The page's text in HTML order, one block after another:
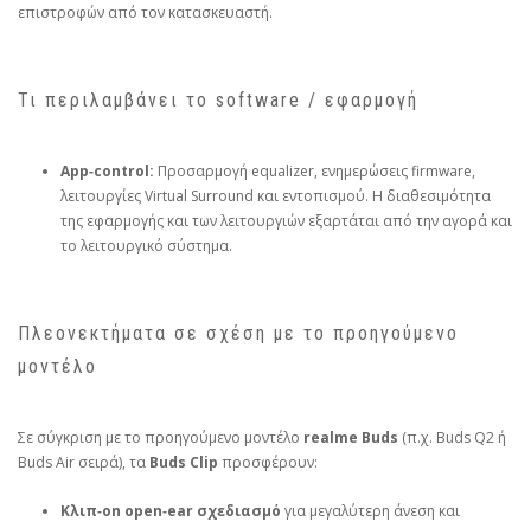
επιστροφών από τον κατασκευαστή.
Τι περιλαμβάνει το software / εφαρμογή
App‑control: Προσαρμογή equalizer, ενημερώσεις firmware,
λειτουργίες Virtual Surround και εντοπισμού. Η διαθεσιμότητα
της εφαρμογής και των λειτουργιών εξαρτάται από την αγορά και
το λειτουργικό σύστημα.
Πλεονεκτήματα σε σχέση με το προηγούμενο
μοντέλο
Σε σύγκριση με το προηγούμενο μοντέλο realme Buds (π.χ. Buds Q2 ή
Buds Air σειρά), τα Buds Clip προσφέρουν:
Κλιπ‑on open‑ear σχεδιασμό για μεγαλύτερη άνεση και